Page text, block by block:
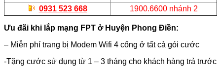
0931 523 668
1900.6600 nhánh 2
Ưu đãi khi lắp mạng FPT ở Huyện Phong Điền:
– Miễn phí trang bị Modem Wifi 4 cổng ở tất cả gói cước
-Tặng cước sử dụng từ 1 – 3 tháng cho khách hàng trả trước